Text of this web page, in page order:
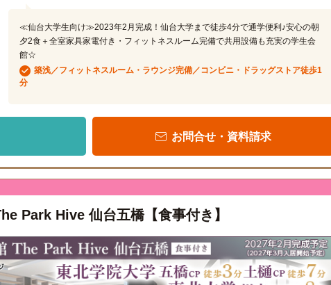
≪仙台大学生向け≫2023年2月完成！仙台大学まで徒歩4分で通学便利♪安心の朝
夕2食＋全室家具家電付き・フィットネスルーム完備で共用設備も充実の学生会
館☆
築浅／フィットネスルーム・ラウンジ完備／コンビニ・ドラッグストア徒歩1
分
お問合せ・資料請求
Park Hive 仙台五橋【食事付き】